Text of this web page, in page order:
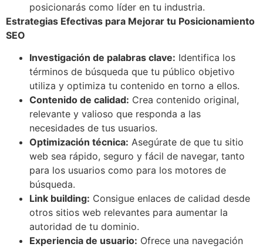
posicionarás como líder en tu industria.
Estrategias Efectivas para Mejorar tu Posicionamiento
SEO
Investigación de palabras clave: Identifica los
términos de búsqueda que tu público objetivo
utiliza y optimiza tu contenido en torno a ellos.
Contenido de calidad: Crea contenido original,
relevante y valioso que responda a las
necesidades de tus usuarios.
Optimización técnica: Asegúrate de que tu sitio
web sea rápido, seguro y fácil de navegar, tanto
para los usuarios como para los motores de
búsqueda.
Link building: Consigue enlaces de calidad desde
otros sitios web relevantes para aumentar la
autoridad de tu dominio.
Experiencia de usuario: Ofrece una navegación